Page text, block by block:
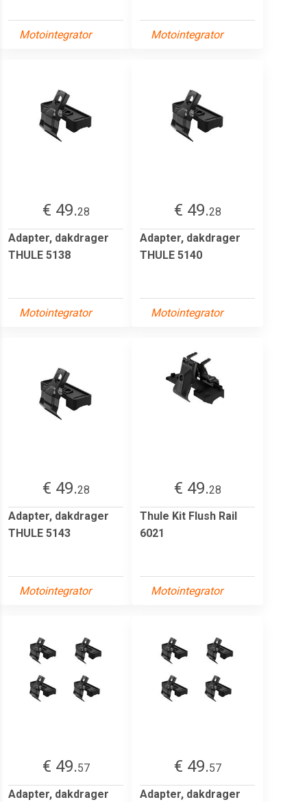
Motointegrator Motointegrator
€ 49.28
Adapter, dakdrager
THULE 5138
Motointegrator
€ 49.28
Adapter, dakdrager
THULE 5140
Motointegrator
€ 49.28
Adapter, dakdrager
THULE 5143
Motointegrator
€ 49.28
Thule Kit Flush Rail
6021
Motointegrator
€ 49.57
Adapter, dakdrager
€ 49.57
Adapter, dakdrager